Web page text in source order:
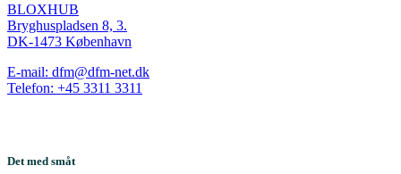
BLOXHUB
Bryghuspladsen 8, 3.
DK-1473 København
E-mail: dfm@dfm-net.dk
Telefon: +45 3311 3311
Det med småt